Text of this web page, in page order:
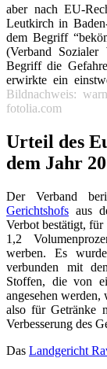
aber nach EU-
Leutkirch in
dem Begriff
(Verband Sozialer
Begriff die
erwirkte ein
Bildnachweis:
fotolia.com
Urteil des
dem Jahr
Der Verband
Gerichtshofs aus
Verbot bestätigt,
1,2
werben. Es
verbunden mit
Stoffen, die von
angesehen
also für Getränke
Verbesserung des
Das Landgericht